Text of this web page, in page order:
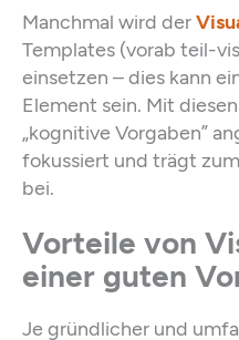
Manchmal wird der
Templates (vorab teil-
einsetzen – dies kann
Element sein. Mit
„kognitive Vorgaben”
fokussiert und trägt
bei.
Vorteile von
einer guten
Je gründlicher und